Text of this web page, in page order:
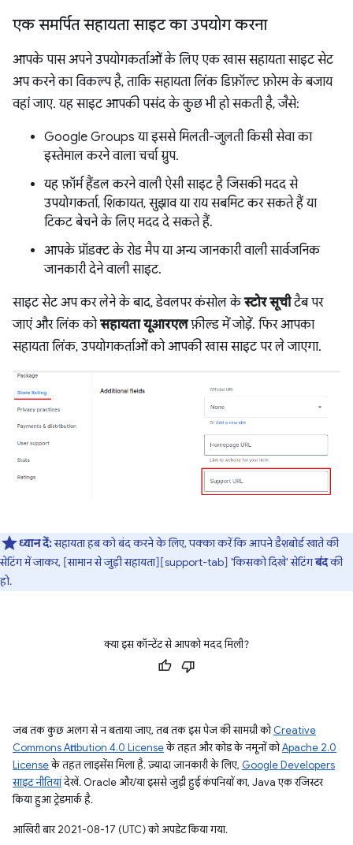
एक समर्पित सहायता साइट का उपयोग करना
आपके पास अपने उपयोगकर्ताओं के लिए एक खास सहायता साइट सेट
अप करने का विकल्प है, ताकि सहायता लिंक डिफ़ॉल्ट फ़ोरम के बजाय
वहां जाए. यह साइट आपकी पसंद के कुछ भी हो सकती है, जैसे:
Google Groups या इससे मिलती-जुलती किसी सेवा का
इस्तेमाल करने वाला चर्चा ग्रुप.
यह फ़ॉर्म हैंडल करने वाली ऐसी साइट है जिसकी मदद से
उपयोगकर्ता, शिकायत, सुझाव या राय सबमिट कर सकते हैं या
टिकट बेचने के लिए मदद दे सकते हैं.
आपके प्रॉडक्ट के रोड मैप या अन्य जानकारी वाली सार्वजनिक
जानकारी देने वाली साइट.
साइट सेट अप कर लेने के बाद, डेवलपर कंसोल केस्टोर सूचीटैब पर
जाएं और लिंक कोसहायता यूआरएलफ़ील्ड में जोड़ें. फिर आपका
सहायता लिंक, उपयोगकर्ताओं को आपकी खास साइट पर ले जाएगा.
ध्यान दें:सहायता हब को बंद करने के लिए, पक्का करें कि आपने डैशबोर्ड खाते की
सेटिंग में जाकर, [सामान से जुड़ी सहायता][support-tab] 'किसको दिखे' सेटिंगबंदकी
हो.
क्या इस कॉन्टेंट से आपको मदद मिली?
जब तक कुछ अलग से न बताया जाए, तब तक इस पेज की सामग्री कोCreative
Commons Attribution 4.0 Licenseके तहत और कोड के नमूनों कोApache 2.0
Licenseके तहत लाइसेंस मिला है. ज़्यादा जानकारी के लिए, Google Developers
साइट नीतियांदेखें. Oracle और/या इससे जुड़ी हुई कंपनियों का, Java एक रजिस्टर
किया हुआ ट्रेडमार्क है.
आखिरी बार 2021-08-17 (UTC) को अपडेट किया गया.